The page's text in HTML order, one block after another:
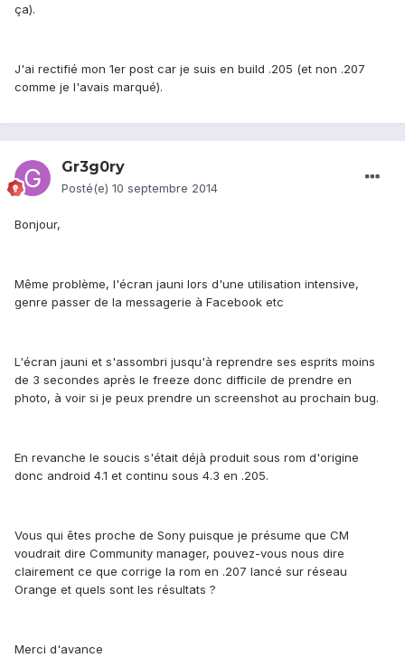
ça).
J'ai rectifié mon 1er post car je suis en build .205 (et non .207
comme je l'avais marqué).
Gr3g0ry
Posté(e) 10 septembre 2014
Bonjour,
Même problème, l'écran jauni lors d'une utilisation intensive,
genre passer de la messagerie à Facebook etc
L'écran jauni et s'assombri jusqu'à reprendre ses esprits moins
de 3 secondes après le freeze donc difficile de prendre en
photo, à voir si je peux prendre un screenshot au prochain bug.
En revanche le soucis s'était déjà produit sous rom d'origine
donc android 4.1 et continu sous 4.3 en .205.
Vous qui êtes proche de Sony puisque je présume que CM
voudrait dire Community manager, pouvez-vous nous dire
clairement ce que corrige la rom en .207 lancé sur réseau
Orange et quels sont les résultats ?
Merci d'avance